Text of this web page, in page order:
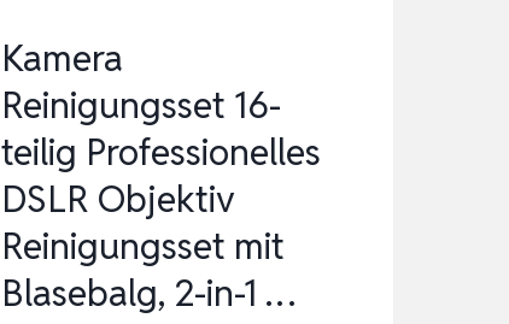
Kamera
Reinigungsset 16-
teilig Professionelles
DSLR Objektiv
Reinigungsset mit
Blasebalg, 2-in-1 …